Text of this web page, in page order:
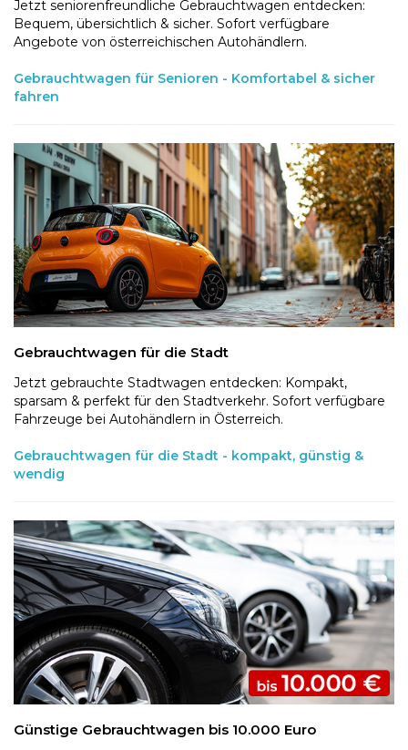
Jetzt seniorenfreundliche Gebrauchtwagen entdecken:
Bequem, übersichtlich & sicher. Sofort verfügbare
Angebote von österreichischen Autohändlern.
Gebrauchtwagen für Senioren - Komfortabel & sicher
fahren
Gebrauchtwagen für die Stadt
Jetzt gebrauchte Stadtwagen entdecken: Kompakt,
sparsam & perfekt für den Stadtverkehr. Sofort verfügbare
Fahrzeuge bei Autohändlern in Österreich.
Gebrauchtwagen für die Stadt - kompakt, günstig &
wendig
Günstige Gebrauchtwagen bis 10.000 Euro